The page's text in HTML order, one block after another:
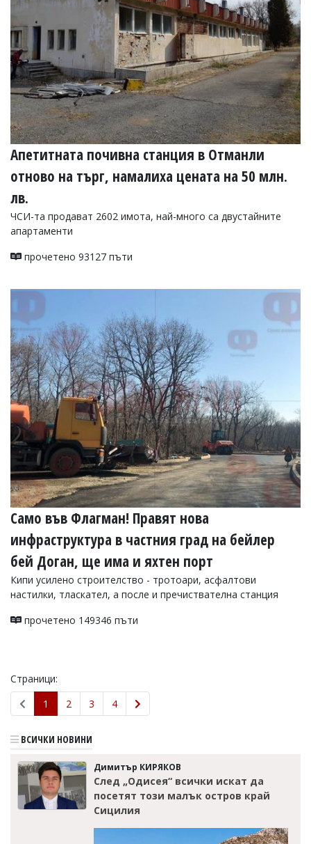
Апетитната почивна станция в Отманли
отново на търг, намалиха цената на 50 млн.
лв.
ЧСИ-та продават 2602 имота, най-много са двустайните
апартаменти
прочетено 93127 пъти
Само във Флагман! Правят нова
инфраструктура в частния град на бейлер
бей Доган, ще има и яхтен порт
Кипи усилено строителство - тротоари, асфалтови
настилки, тласкател, а после и пречиствателна станция
прочетено 149346 пъти
Страници:
1
2 3 4
ВСИЧКИ НОВИНИ
Димитър КИРЯКОВ
След „Одисея“ всички искат да
посетят този малък остров край
Сицилия